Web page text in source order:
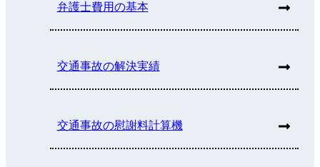
弁護士費用の基本
交通事故の解決実績
交通事故の慰謝料計算機